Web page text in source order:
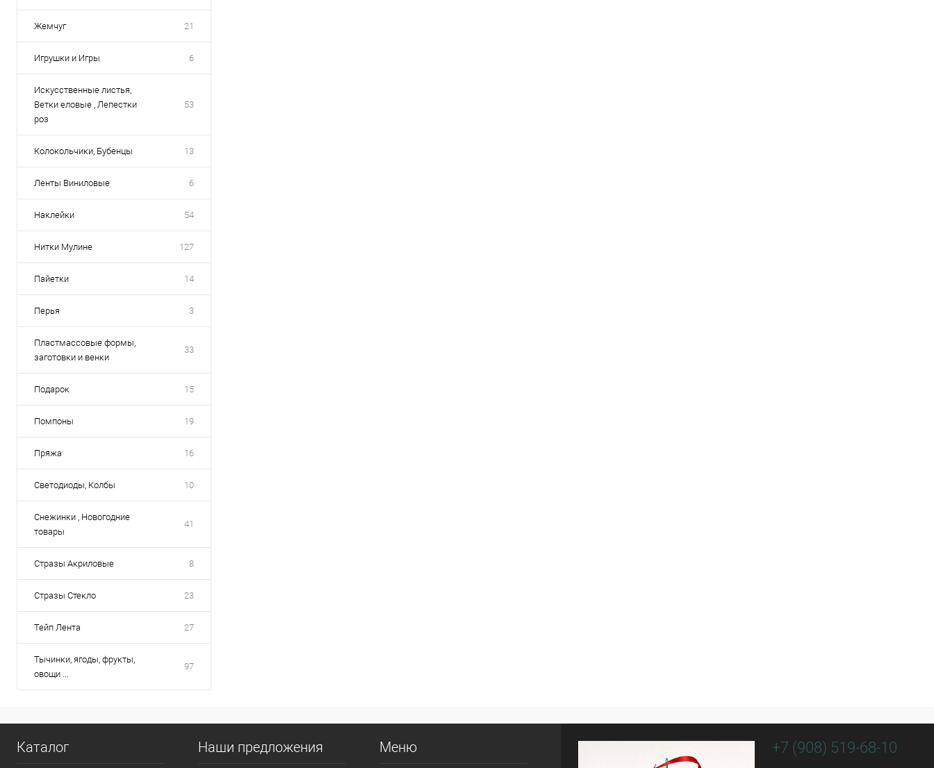
Жемчуг 21
Игрушки и Игры 6
Искусственные листья,
Ветки еловые , Лепестки
роз
53
Колокольчики, Бубенцы 13
Ленты Виниловые 6
Наклейки 54
Нитки Mулине 127
Пайетки 14
Перья 3
Пластмассовые формы,
заготовки и венки
33
Подарок 15
Помпоны 19
Пряжа 16
Светодиоды, Колбы 10
Снежинки , Новогодние
товары
41
Стразы Акриловые 8
Стразы Стекло 23
Тейп Лента 27
Тычинки, ягоды, фрукты,
овощи ...
97
Каталог Наши предложения Меню +7 (908) 519-68-10